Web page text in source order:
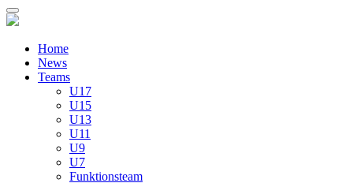
Home
News
Teams
U17
U15
U13
U11
U9
U7
Funktionsteam